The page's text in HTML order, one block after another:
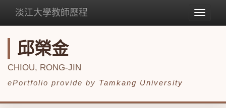
Toggle
淡江大學教師歷程
邱榮金
CHIOU, RONG-JIN
ePortfolio provide by Tamkang University